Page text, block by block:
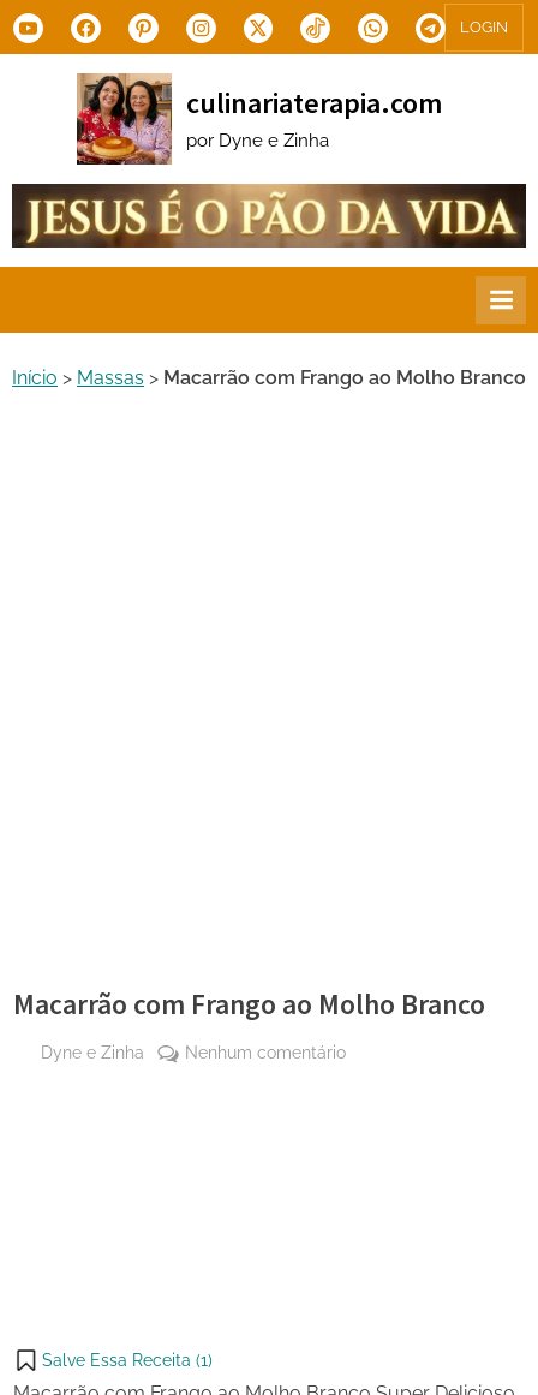
Skip
to
YoutubeFacebookPinterestInstagram
X.com Tiktok WhatsAppTelegram
LOGIN
culinariaterapia.com
por Dyne e Zinha
Início > Massas > Macarrão com Frango ao Molho Branco
Macarrão com Frango ao Molho Branco
By
Dyne e Zinha Nenhum comentárioem
on
X
Salve Essa Receita (1)